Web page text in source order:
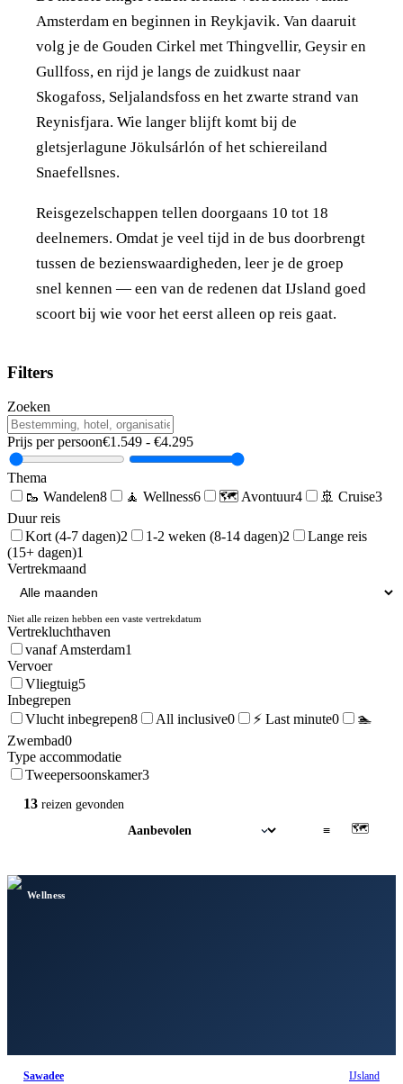
Amsterdam en beginnen in Reykjavik. Van daaruit
volg je de Gouden Cirkel met Thingvellir, Geysir en
Gullfoss, en rijd je langs de zuidkust naar
Skogafoss, Seljalandsfoss en het zwarte strand van
Reynisfjara. Wie langer blijft komt bij de
gletsjerlagune Jökulsárlón of het schiereiland
Snaefellsnes.
Reisgezelschappen tellen doorgaans 10 tot 18
deelnemers. Omdat je veel tijd in de bus doorbrengt
tussen de bezienswaardigheden, leer je de groep
snel kennen — een van de redenen dat IJsland goed
scoort bij wie voor het eerst alleen op reis gaat.
Filters
Zoeken
Prijs per persoon€1.549 - €4.295
Thema
🥾 Wandelen8 🧘 Wellness6 🗺️ Avontuur4 🚢 Cruise3
Duur reis
Kort (4-7 dagen)2 1-2 weken (8-14 dagen)2
Lange reis
(15+ dagen)1
Vertrekmaand
Niet alle reizen hebben een vaste vertrekdatum
Vertrekluchthaven
vanaf Amsterdam1
Vervoer
Vliegtuig5
Inbegrepen
Vlucht inbegrepen8 All inclusive0 ⚡ Last minute0
🏊
Zwembad0
Type accommodatie
Tweepersoonskamer3
13 reizen gevonden
≡ 🗺
Wellness
Sawadee IJsland